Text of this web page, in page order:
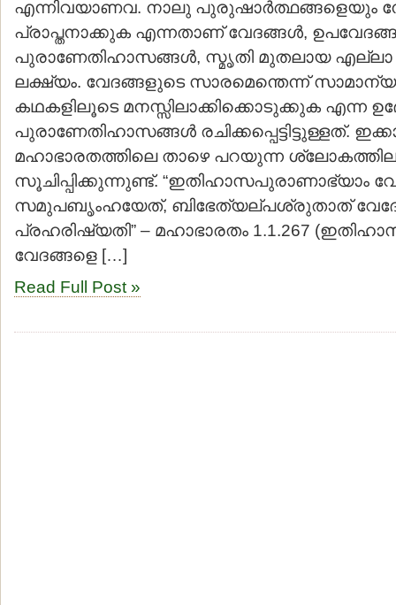
എന്നിവയാണവ. നാലു പുരുഷാര്‍ത്ഥങ്ങളെയും
പ്രാപ്തനാക്കുക എന്നതാണ് വേദങ്ങള്‍,
പുരാണേതിഹാസങ്ങള്‍, സ്മൃതി മുതലായ എല്ലാ
ലക്ഷ്യം. വേദങ്ങളുടെ സാരമെന്തെന്ന്
കഥകളിലൂടെ മനസ്സിലാക്കിക്കൊടുക്കുക എന്ന
പുരാണേതിഹാസങ്ങള്‍ രചിക്കപ്പെട്ടിട്ടുള്ളത്.
മഹാഭാരതത്തിലെ താഴെ പറയുന്ന
സൂചിപ്പിക്കുന്നുണ്ട്. “ഇതിഹാസപുരാണാഭ്യാം
സമുപബൃംഹയേത്, ബിഭേത്യല്പശ്രുതാത്
പ്രഹരിഷ്യതി” – മഹാഭാരതം 1.1.267
വേദങ്ങളെ […]
Read Full Post »